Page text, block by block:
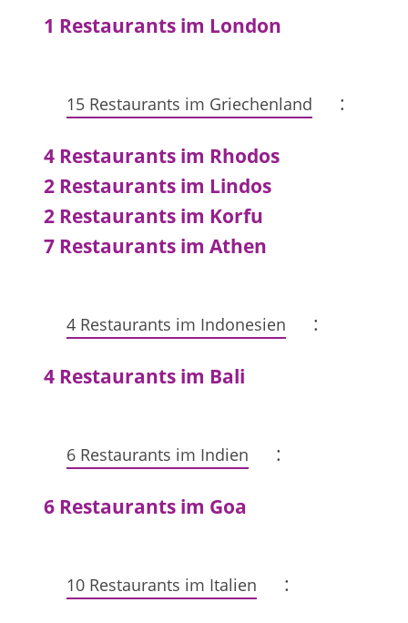
1 Restaurants im London
15 Restaurants im Griechenland :
4 Restaurants im Rhodos
2 Restaurants im Lindos
2 Restaurants im Korfu
7 Restaurants im Athen
4 Restaurants im Indonesien :
4 Restaurants im Bali
6 Restaurants im Indien :
6 Restaurants im Goa
10 Restaurants im Italien :